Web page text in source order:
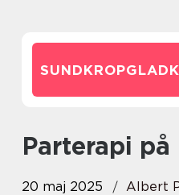
Parterapi
20 maj 2025
Albert